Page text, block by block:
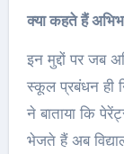
क्या कहते हैं
इन मुद्दों पर जब
स्कूल प्रबंधन ही
ने बाताया कि
भेजते हैं अब